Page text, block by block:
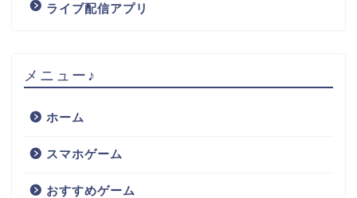
ライブ配信アプリ
メニュー♪
ホーム
スマホゲーム
おすすめゲーム